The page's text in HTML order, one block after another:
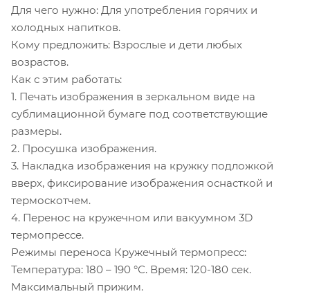
Для чего нужно: Для употребления горячих и
холодных напитков.
Кому предложить: Взрослые и дети любых
возрастов.
Как с этим работать:
1. Печать изображения в зеркальном виде на
сублимационной бумаге под соответствующие
размеры.
2. Просушка изображения.
3. Накладка изображения на кружку подложкой
вверх, фиксирование изображения оснасткой и
термоскотчем.
4. Перенос на кружечном или вакуумном 3D
термопрессе.
Режимы переноса Кружечный термопресс:
Температура: 180 – 190 °С. Время: 120-180 сек.
Максимальный прижим.